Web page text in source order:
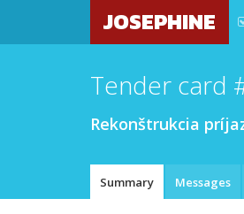
JOSEPHINE
Tender card
Rekonštrukcia
Summary Messages